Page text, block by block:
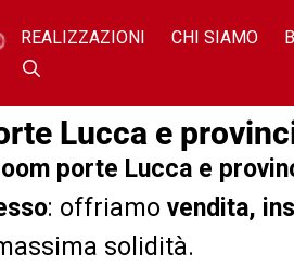
REALIZZAZIONI CHI SIAMO
Lucca e
porte Lucca e
: offriamo vendita,
solidità.